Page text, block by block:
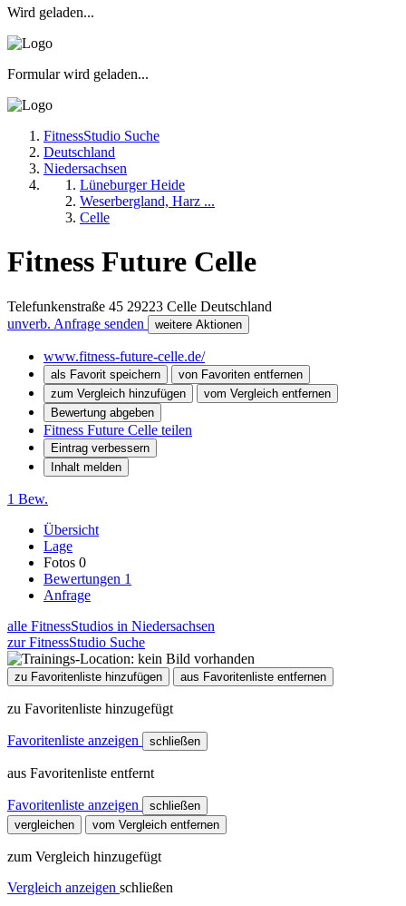
Wird geladen...
Formular wird geladen...
FitnessStudio Suche
Deutschland
Niedersachsen
Lüneburger Heide
Weserbergland, Harz ...
Celle
Fitness Future Celle
Telefunkenstraße 45 29223 Celle Deutschland
unverb. Anfrage senden
weitere Aktionen
www.fitness-future-celle.de/
als Favorit speichern
von Favoriten entfernen
zum Vergleich hinzufügen
vom Vergleich entfernen
Bewertung abgeben
Fitness Future Celle teilen
Eintrag verbessern
Inhalt melden
1 Bew.
Übersicht
Lage
Fotos 0
Bewertungen 1
Anfrage
alle FitnessStudios in Niedersachsen
zur FitnessStudio Suche
zu Favoritenliste hinzufügen aus Favoritenliste entfernen
zu Favoritenliste hinzugefügt
Favoritenliste anzeigen schließen
aus Favoritenliste entfernt
Favoritenliste anzeigen
schließen
vergleichen
vom Vergleich entfernen
zum Vergleich hinzugefügt
Vergleich anzeigen schließen